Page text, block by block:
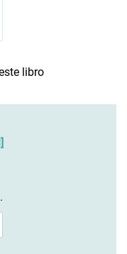
libro
]